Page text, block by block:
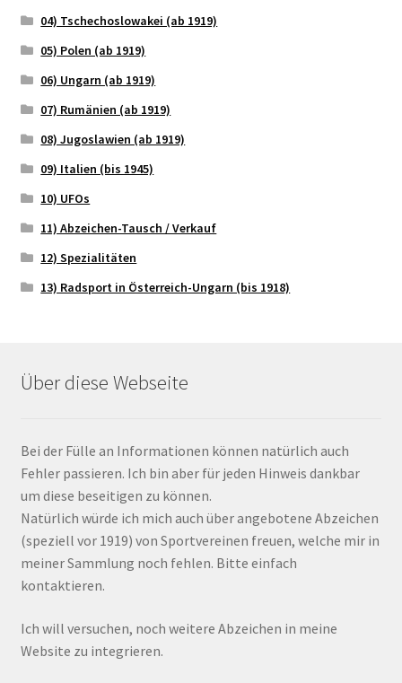
04) Tschechoslowakei (ab 1919)
05) Polen (ab 1919)
06) Ungarn (ab 1919)
07) Rumänien (ab 1919)
08) Jugoslawien (ab 1919)
09) Italien (bis 1945)
10) UFOs
11) Abzeichen-Tausch / Verkauf
12) Spezialitäten
13) Radsport in Österreich-Ungarn (bis 1918)
Über diese Webseite
Bei der Fülle an Informationen können natürlich auch
Fehler passieren. Ich bin aber für jeden Hinweis dankbar
um diese beseitigen zu können.
Natürlich würde ich mich auch über angebotene Abzeichen
(speziell vor 1919) von Sportvereinen freuen, welche mir in
meiner Sammlung noch fehlen. Bitte einfach
kontaktieren.
Ich will versuchen, noch weitere Abzeichen in meine
Website zu integrieren.